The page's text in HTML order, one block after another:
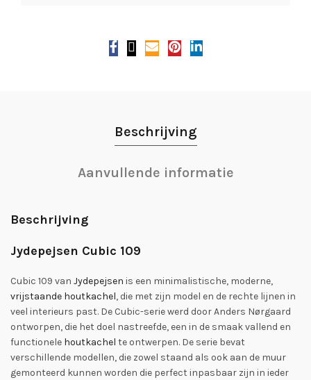
Beschrijving
Aanvullende informatie
Beschrijving
Jydepejsen Cubic 109
Cubic 109 van Jydepejsen is een minimalistische, moderne,
vrijstaande houtkachel, die met zijn model en de rechte lijnen in
veel interieurs past. De Cubic-serie werd door Anders Nørgaard
ontworpen, die het doel nastreefde, een in de smaak vallend en
functionele houtkachel te ontwerpen. De serie bevat
verschillende modellen, die zowel staand als ook aan de muur
gemonteerd kunnen worden die perfect inpasbaar zijn in ieder